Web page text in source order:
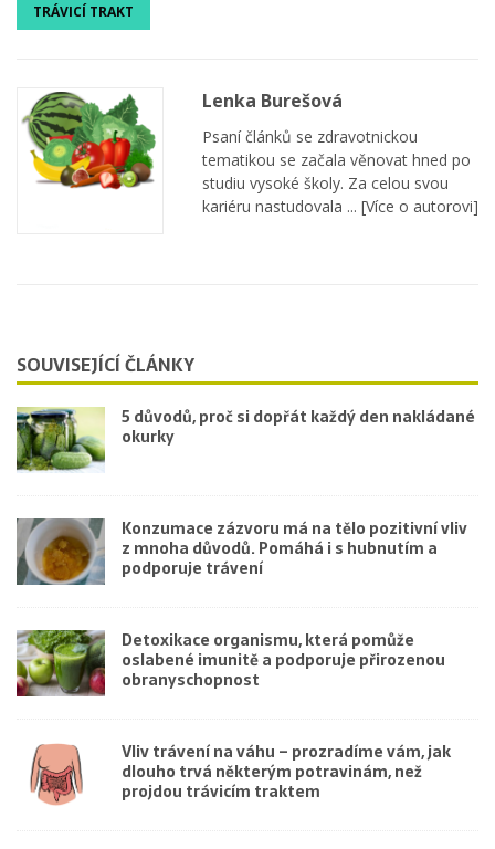
TRÁVICÍ TRAKT
Lenka Burešová
Psaní článků se zdravotnickou
tematikou se začala věnovat hned po
studiu vysoké školy. Za celou svou
kariéru nastudovala ... [Více o autorovi]
SOUVISEJÍCÍ ČLÁNKY
5 důvodů, proč si dopřát každý den nakládané
okurky
Konzumace zázvoru má na tělo pozitivní vliv
z mnoha důvodů. Pomáhá i s hubnutím a
podporuje trávení
Detoxikace organismu, která pomůže
oslabené imunitě a podporuje přirozenou
obranyschopnost
Vliv trávení na váhu – prozradíme vám, jak
dlouho trvá některým potravinám, než
projdou trávicím traktem